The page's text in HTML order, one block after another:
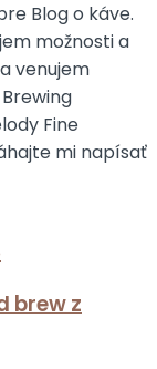
Blog o káve.
možnosti a
venujem
Fine
mi napísať
brew z